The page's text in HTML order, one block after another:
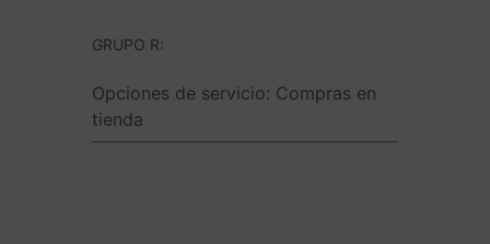
GRUPO R:
Opciones de servicio: Compras en
tienda